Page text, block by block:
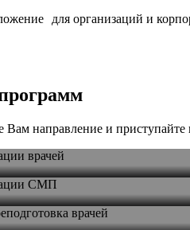
для организаций и
Вам направление и
врачей
СМП
врачей